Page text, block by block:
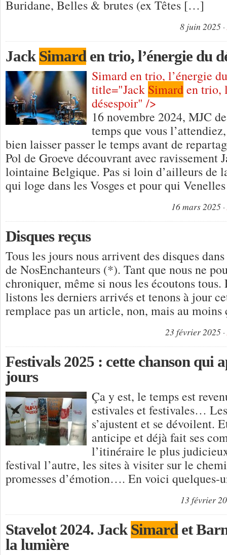
Buridane, Belles & brutes (ex Têtes […]
8 juin 2025
Jack Simard en trio, l’énergie du
Simard en trio, l’énergie
title="Jack Simarden trio,
désespoir" />
16 novembre 2024, MJC
temps que vous
bien laisser passer le temps avant de
Pol de Groeve découvrant avec ravissement
lointaine Belgique. Pas si loin d’ailleurs de
qui loge dans les Vosges et pour qui
16 mars 2025
Disques reçus
Tous les jours nous arrivent des disques
de NosEnchanteurs (*). Tant que nous ne
chroniquer, même si nous les écoutons tous.
listons les derniers arrivés et tenons à jour
remplace pas un article, non, mais au
23 février 2025
Festivals 2025 : cette chanson qui
jours
Ça y est, le temps est
estivales et festivales…
s’ajustent et se dévoilent.
anticipe et déjà fait ses
l’itinéraire le plus
festival l’autre, les sites à visiter sur le
promesses d’émotion…. En voici
13 février
Stavelot 2024. Jack Simard et
la lumière